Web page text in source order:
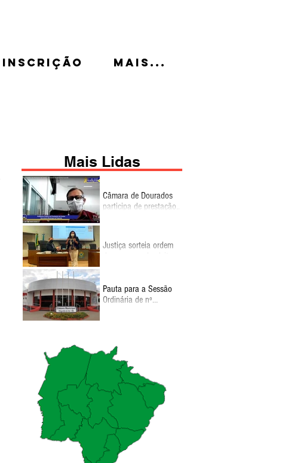
Inscrição Mais...
Mais Lidas
Câmara de Dourados
participa de prestação
Justiça sorteia ordem
Pauta para a Sessão
Ordinária de nº